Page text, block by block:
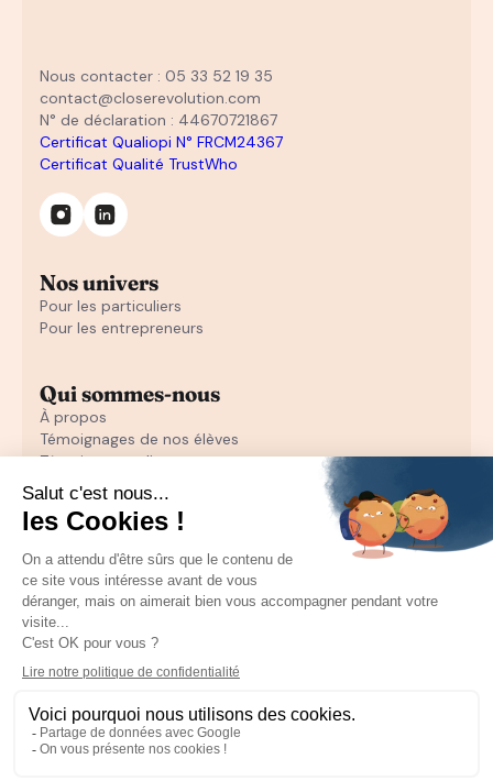
Nous contacter : 05 33 52 19 35
contact@closerevolution.com
N° de déclaration : 44670721867
Certificat Qualiopi N° FRCM24367
Certificat Qualité TrustWho
Nos univers
Pour les particuliers
Pour les entrepreneurs
Qui sommes-nous
À propos
Témoignages de nos élèves
Témoignages d'entrepreneurs
Découvrir
Notre initiation au closing offerte
Notre formation en closing
Toutes nos ressources pour les particuliers
Recruter un sales
Toutes les ressources pour les entrepreneurs
Mentions Légales